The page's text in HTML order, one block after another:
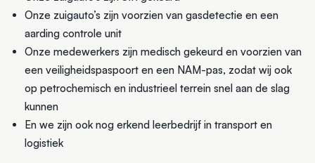
Onze zuigauto’s zijn voorzien van gasdetectie en een
aarding controle unit
Onze medewerkers zijn medisch gekeurd en voorzien van
een veiligheidspaspoort en een NAM-pas, zodat wij ook
op petrochemisch en industrieel terrein snel aan de slag
kunnen
En we zijn ook nog erkend leerbedrijf in transport en
logistiek